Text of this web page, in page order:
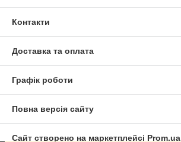
Контакти
Доставка та оплата
Графік роботи
Повна версія сайту
Сайт створено на маркетплейсі Prom.ua